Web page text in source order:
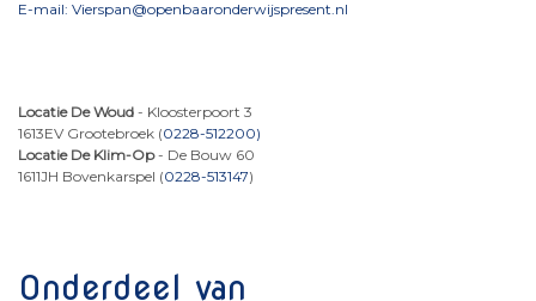
E-mail: Vierspan@openbaaronderwijspresent.nl
Locatie De Woud - Kloosterpoort 3
1613EV Grootebroek (0228-512200)
Locatie De Klim-Op- De Bouw 60
1611JH Bovenkarspel (0228-513147)
Onderdeel van